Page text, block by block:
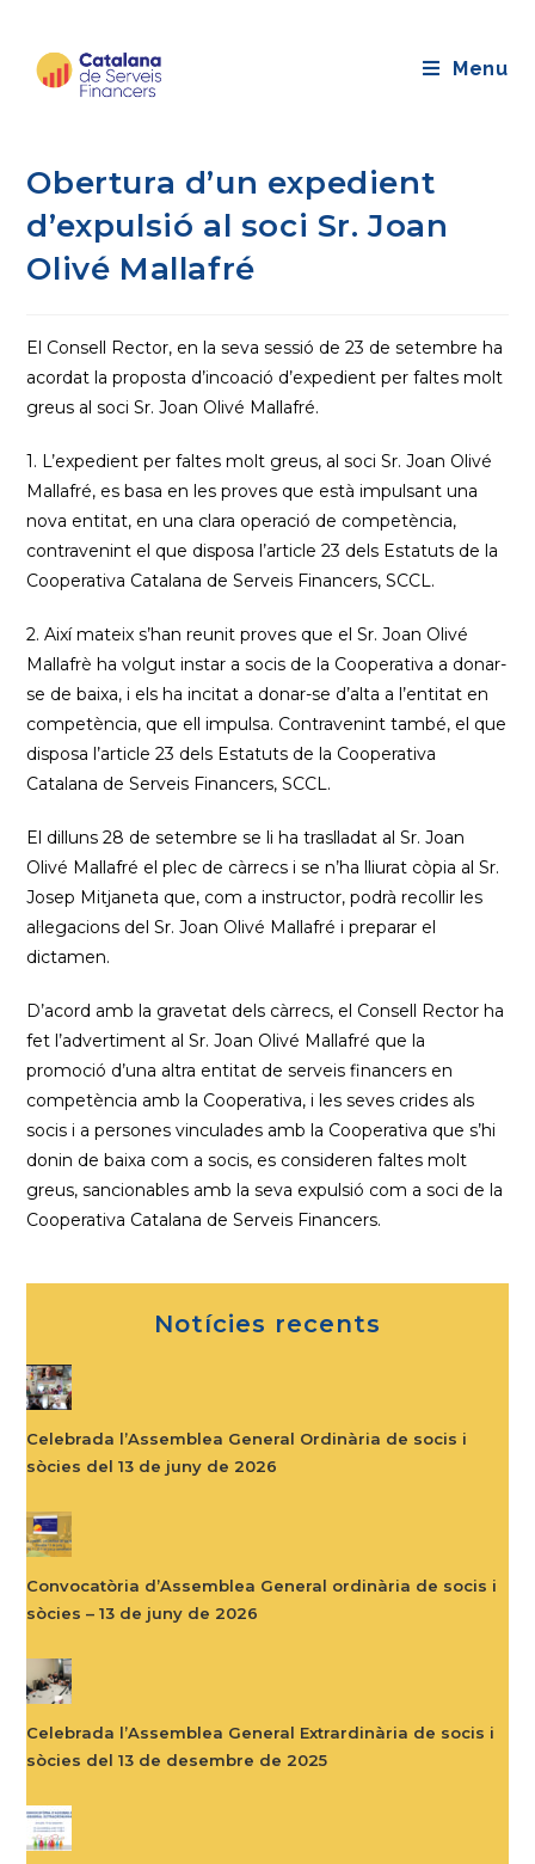
contingut
Menu
Obertura d’un expedient
d’expulsió al soci Sr. Joan
Olivé Mallafré
El Consell Rector, en la seva sessió de 23 de setembre ha
acordat la proposta d’incoació d’expedient per faltes molt
greus al soci Sr. Joan Olivé Mallafré.
1. L’expedient per faltes molt greus, al soci Sr. Joan Olivé
Mallafré, es basa en les proves que està impulsant una
nova entitat, en una clara operació de competència,
contravenint el que disposa l’article 23 dels Estatuts de la
Cooperativa Catalana de Serveis Financers, SCCL.
2. Així mateix s’han reunit proves que el Sr. Joan Olivé
Mallafrè ha volgut instar a socis de la Cooperativa a donar-
se de baixa, i els ha incitat a donar-se d’alta a l’entitat en
competència, que ell impulsa. Contravenint també, el que
disposa l’article 23 dels Estatuts de la Cooperativa
Catalana de Serveis Financers, SCCL.
El dilluns 28 de setembre se li ha traslladat al Sr. Joan
Olivé Mallafré el plec de càrrecs i se n’ha lliurat còpia al Sr.
Josep Mitjaneta que, com a instructor, podrà recollir les
al·legacions del Sr. Joan Olivé Mallafré i preparar el
dictamen.
D’acord amb la gravetat dels càrrecs, el Consell Rector ha
fet l’advertiment al Sr. Joan Olivé Mallafré que la
promoció d’una altra entitat de serveis financers en
competència amb la Cooperativa, i les seves crides als
socis i a persones vinculades amb la Cooperativa que s’hi
donin de baixa com a socis, es consideren faltes molt
greus, sancionables amb la seva expulsió com a soci de la
Cooperativa Catalana de Serveis Financers.
Notícies recents
Celebrada l’Assemblea General Ordinària de socis i
sòcies del 13 de juny de 2026
Convocatòria d’Assemblea General ordinària de socis i
sòcies – 13 de juny de 2026
Celebrada l’Assemblea General Extrardinària de socis i
sòcies del 13 de desembre de 2025